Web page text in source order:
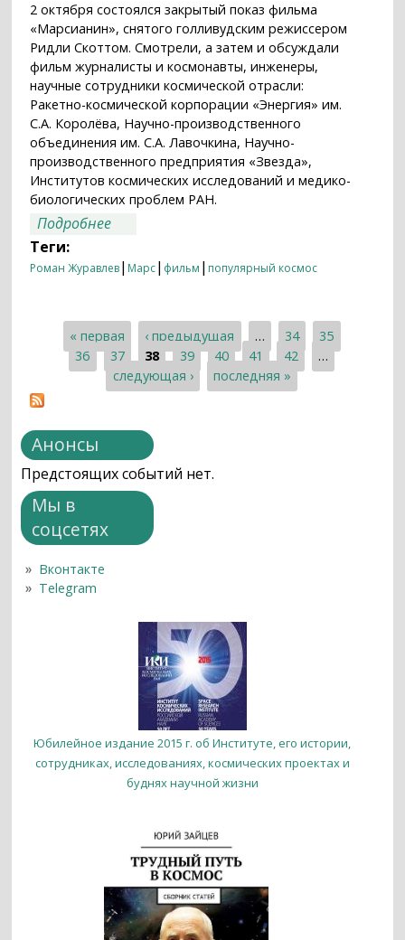
2 октября состоялся закрытый показ фильма
«Марсианин», снятого голливудским режиссером
Ридли Скоттом. Смотрели, а затем и обсуждали
фильм журналисты и космонавты, инженеры,
научные сотрудники космической отрасли:
Ракетно-космической корпорации «Энергия» им.
С.А. Королёва, Научно-производственного
объединения им. С.А. Лавочкина, Научно-
производственного предприятия «Звезда»,
Институтов космических исследований и медико-
биологических проблем РАН.
Подробнее
Теги:
Роман Журавлев| Марс| фильм | популярный космос
Страницы
« первая ‹ предыдущая … 34
35
36
37 38 39 40 41 42
…
следующая ›
последняя »
Анонсы
Предстоящих событий нет.
Мы в
соцсетях
Вконтакте
Telegram
Юбилейное издание 2015 г. об Институте, его истории,
сотрудниках, исследованиях, космических проектах и
буднях научной жизни